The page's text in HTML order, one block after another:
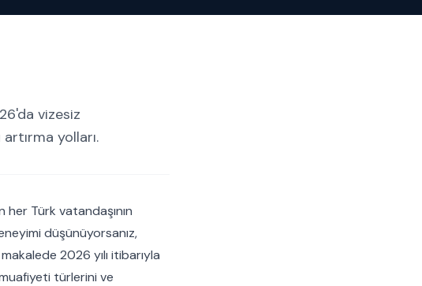
vizesiz
yolları.
Türk vatandaşının
düşünüyorsanız,
2026 yılı itibarıyla
türlerini ve